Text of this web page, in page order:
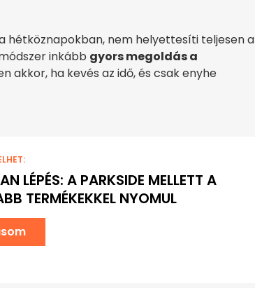
hétköznapokban, nem helyettesíti teljesen a
inkább gyors megoldás a
akkor, ha kevés az idő, és csak enyhe
LÉPÉS: A PARKSIDE MELLETT A
TERMÉKEKKEL NYOMUL